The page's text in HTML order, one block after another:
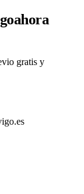
ahora
gratis y